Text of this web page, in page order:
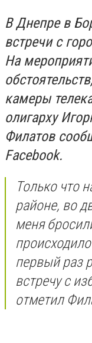
В Днепре в
встречи с
На
камеры
олигарху
Филатов
Facebook.
Только что
районе, во
меня
первый раз
встречу с
отметил